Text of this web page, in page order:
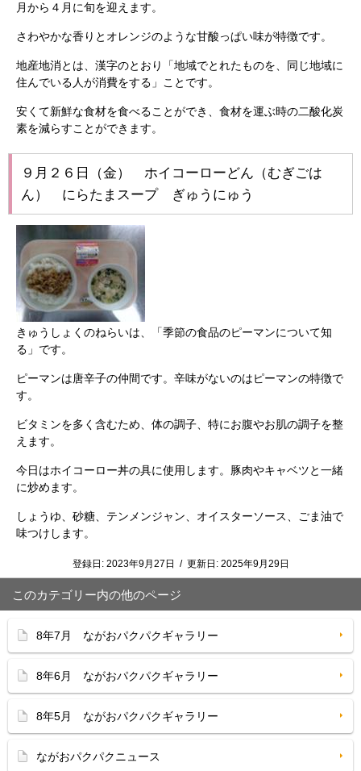
月から４月に旬を迎えます。
さわやかな香りとオレンジのような甘酸っぱい味が特徴です。
地産地消とは、漢字のとおり「地域でとれたものを、同じ地域に
住んでいる人が消費をする」ことです。
安くて新鮮な食材を食べることができ、食材を運ぶ時の二酸化炭
素を減らすことができます。
９月２６日（金） ホイコーローどん（むぎごは
ん） にらたまスープ ぎゅうにゅう
きゅうしょくのねらいは、「季節の食品のピーマンについて知
る」です。
ピーマンは唐辛子の仲間です。辛味がないのはピーマンの特徴で
す。
ビタミンを多く含むため、体の調子、特にお腹やお肌の調子を整
えます。
今日はホイコーロー丼の具に使用します。豚肉やキャベツと一緒
に炒めます。
しょうゆ、砂糖、テンメンジャン、オイスターソース、ごま油で
味つけします。
登録日: 2023年9月27日 / 更新日: 2025年9月29日
このカテゴリー内の他のページ
8年7月 ながおパクパクギャラリー
8年6月 ながおパクパクギャラリー
8年5月 ながおパクパクギャラリー
ながおパクパクニュース